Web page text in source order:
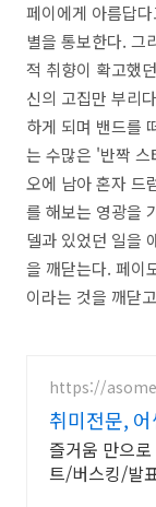
페이에게 아름답
별을 통보한다. 그
적 취향이 확고했
신의 고집만 부리
하게 되며 밴드를
는 수많은 '반짝 스
오에 남아 혼자 드
를 해보는 영광을
델과 있었던 일을
을 깨닫는다. 페이
이라는 것을 깨닫
https://
취미전문,
즐거움 만으
트/버스킹/발